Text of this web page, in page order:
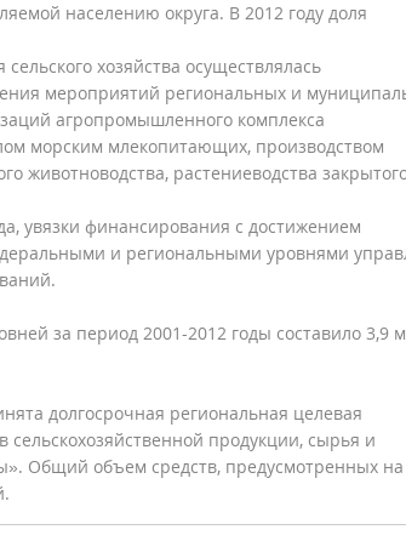
населению округа. В 2012 году доля
хозяйства осуществлялась
мероприятий региональных и
агропромышленного комплекса
морским млекопитающих, производством
животноводства, растениеводства
увязки финансирования с достижением
и региональными уровнями
за период 2001-2012 годы составило 3,9
долгосрочная региональная целевая
сельскохозяйственной продукции, сырья и
Общий объем средств, предусмотренных на